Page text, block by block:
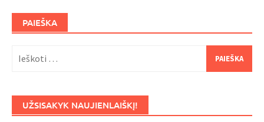
PAIEŠKA
UŽSISAKYK NAUJIENLAIŠKĮ!